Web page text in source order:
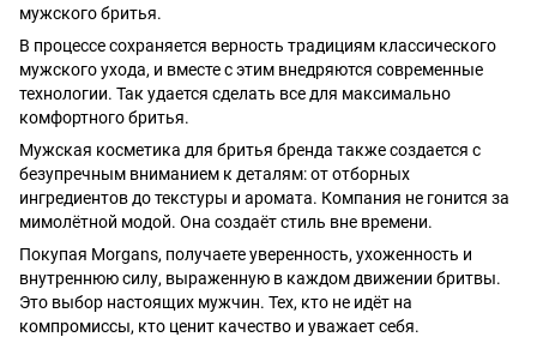
мужского бритья.
В процессе сохраняется верность традициям классического
мужского ухода, и вместе с этим внедряются современные
технологии. Так удается сделать все для максимально
комфортного бритья.
Мужская косметика для бритья бренда также создается с
безупречным вниманием к деталям: от отборных
ингредиентов до текстуры и аромата. Компания не гонится за
мимолётной модой. Она создаёт стиль вне времени.
Покупая Morgans, получаете уверенность, ухоженность и
внутреннюю силу, выраженную в каждом движении бритвы.
Это выбор настоящих мужчин. Тех, кто не идёт на
компромиссы, кто ценит качество и уважает себя.